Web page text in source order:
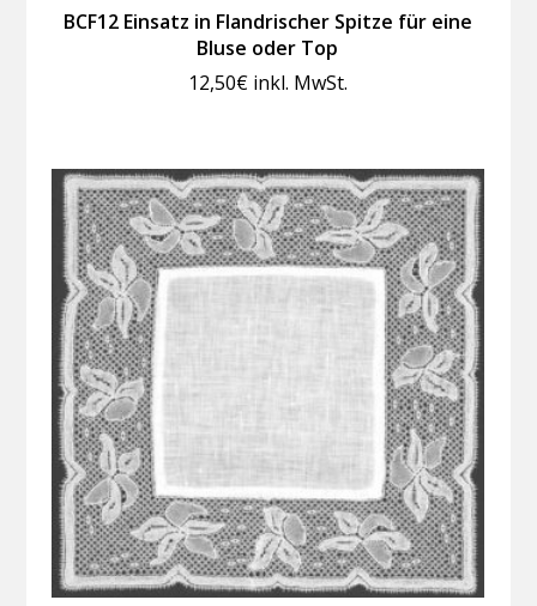
BCF12 Einsatz in Flandrischer Spitze für eine
Bluse oder Top
12,50€ inkl. MwSt.